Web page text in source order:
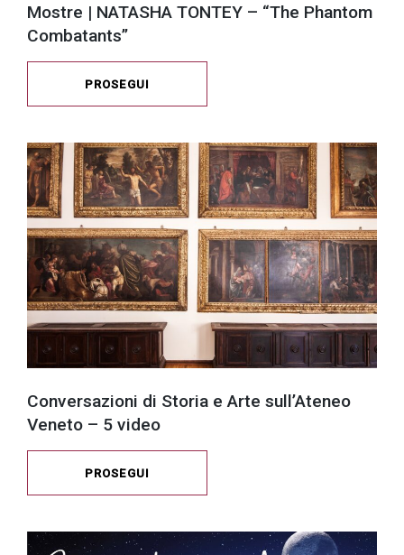
Mostre | NATASHA TONTEY – “The Phantom
Combatants”
PROSEGUI
Conversazioni di Storia e Arte sull’Ateneo
Veneto – 5 video
PROSEGUI